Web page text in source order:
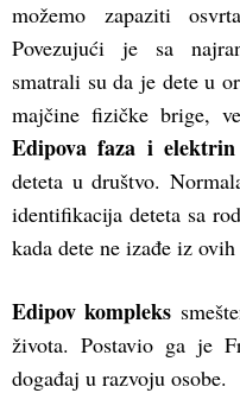
možemo zapaziti
Povezujući je sa
smatrali su da je dete u
majčine fizičke brige,
Edipova faza i elektrin
deteta u društvo.
identifikacija deteta sa
kada dete ne izađe iz
Edipov kompleks
života. Postavio ga je
događaj u razvoju osobe.